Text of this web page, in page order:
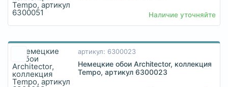
Наличие уточняйте
артикул: 6300023
Немецкие обои Architector, коллекция
Tempo, артикул 6300023